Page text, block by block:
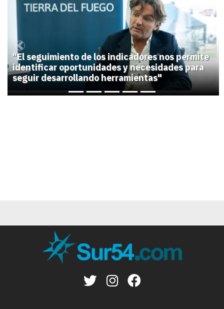
1
"El seguimiento de los indicadores nos permite
identificar oportunidades y necesidades para
seguir desarrollando herramientas"
Previous Next